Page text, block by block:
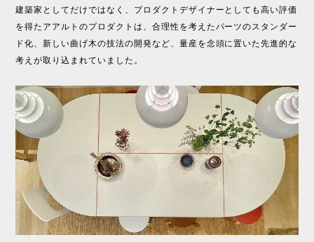
建築家としてだけではなく、プロダクトデザイナーとしても高い評価
を得たアアルトのプロダクトは、合理性を考えたパーツのスタンダー
ド化、新しい曲げ木の技法の開発など、量産を念頭に置いた先進的な
考えが取り込まれていました。